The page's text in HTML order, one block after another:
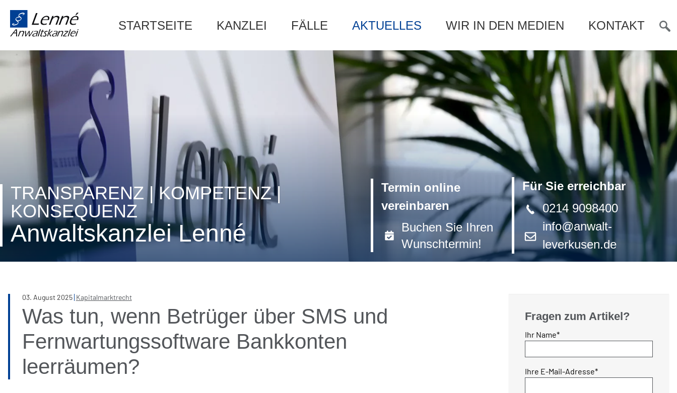
überspringen
STARTSEITE KANZLEI FÄLLE AKTUELLES WIR IN DEN MEDIEN KONTAKT
TRANSPARENZ | KOMPETENZ |
KONSEQUENZ
Anwaltskanzlei Lenné
Termin online
vereinbaren
Buchen Sie Ihren
Wunschtermin!
Für Sie erreichbar
0214 9098400
info@anwalt-
leverkusen.de
03. August2025 Kapitalmarktrecht
Was tun, wenn Betrüger über SMS und
Fernwartungssoftware Bankkonten
leerräumen?
Fragen zum Artikel?
Pflichtfeld
Ihr Name*
Pflichtfeld
Ihre E-Mail-Adresse*